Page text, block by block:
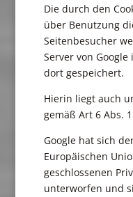
Die durch den
über Benutzung
Seitenbesucher
Server von
dort gespeichert.
Hierin liegt auch
gemäß Art 6 Abs. 1
Google hat sich
Europäischen
geschlossenen
unterworfen und